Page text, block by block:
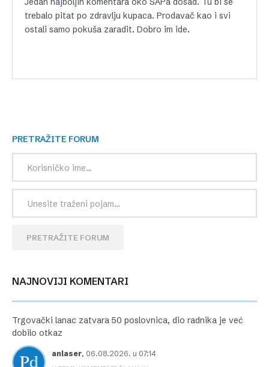
trebalo pitat po zdravlju kupaca. Prodavač kao i svi
ostali samo pokuša zaradit. Dobro im ide.
PRETRAŽITE FORUM
PRETRAŽITE FORUM
NAJNOVIJI KOMENTARI
Trgovački lanac zatvara 50 poslovnica, dio radnika je već
dobilo otkaz
anlaser, 06.08.2026. u 07:14